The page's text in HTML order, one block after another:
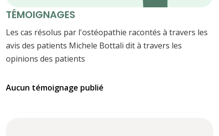
TÉMOIGNAGES
Les cas résolus par l'ostéopathie racontés à travers les
avis des patients Michele Bottali dit à travers les
opinions des patients
Aucun témoignage publié